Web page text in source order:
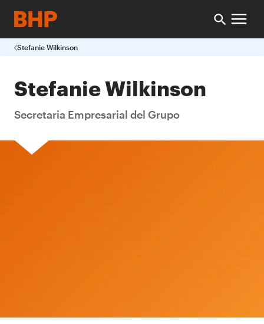
Stefanie Wilkinson
Stefanie Wilkinson
Secretaria Empresarial del Grupo